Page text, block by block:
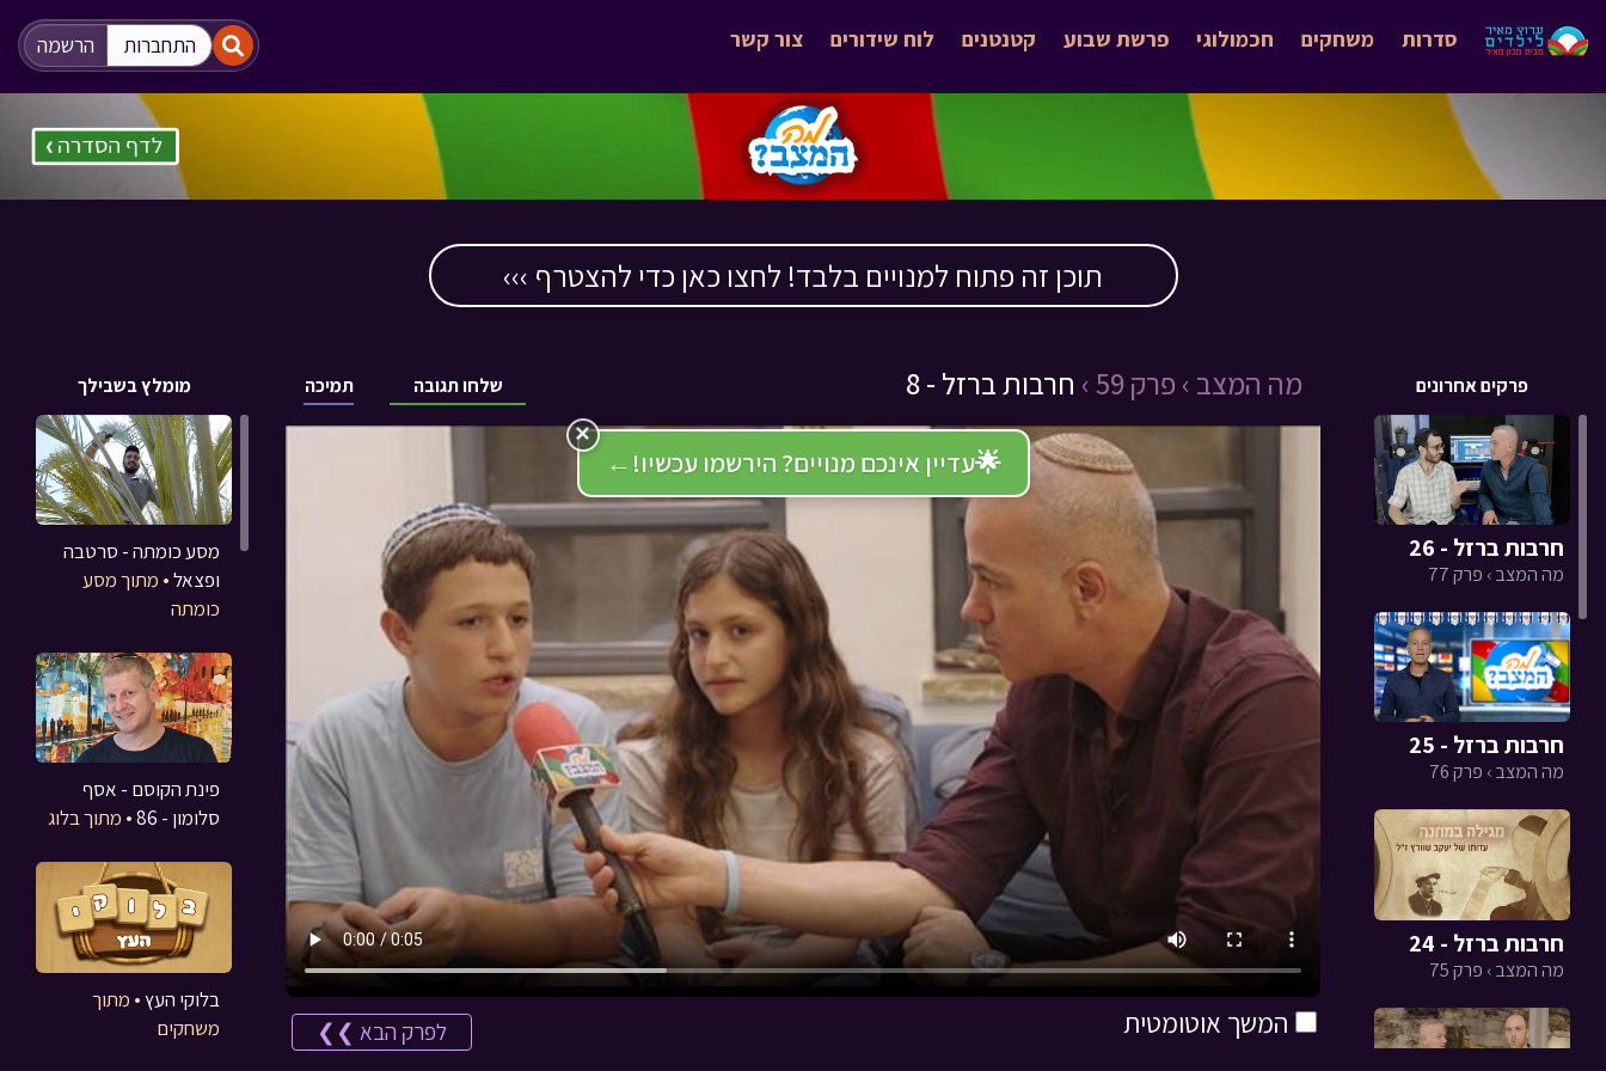
התחברות הרשמה צור קשר לוח שידורים קטנטנים פרשת שבוע חכמולוגי משחקים סדרות
תוכן זה פתוח למנויים בלבד! לחצו כאן כדי להצטרף ›››
מומלץ בשבילך תמיכה שלחו תגובה מה המצב › פרק 59 › חרבות ברזל - 8 פרקים אחרונים
🌟עדיין אינכם מנויים? הירשמו עכשיו! ←
×
המשך אוטומטית לפרק הבא ❯❯
חרבות ברזל - 26
מה המצב › פרק 77
חרבות ברזל - 25
מה המצב › פרק 76
חרבות ברזל - 24
מה המצב › פרק 75
מסע כומתה - סרטבה
ופצאל• מתוך מסע
כומתה
פינת הקוסם - אסף
סלומון - 86
• מתוך בלוג
בלוקי העץ • מתוך
משחקים